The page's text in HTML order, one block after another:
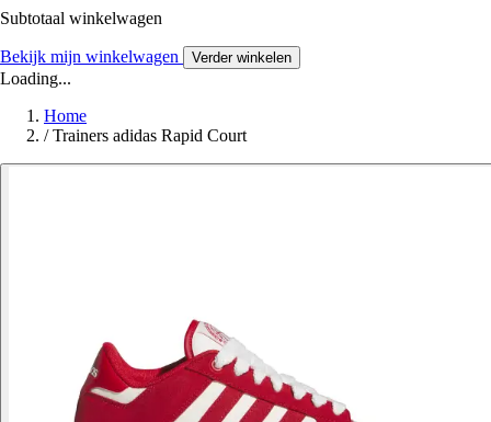
Subtotaal winkelwagen
Bekijk mijn winkelwagen Verder winkelen
Loading...
Home
/ Trainers adidas Rapid Court